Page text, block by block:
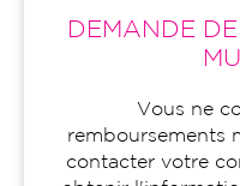
DEMANDE
Vous ne
remboursements
contacter votre